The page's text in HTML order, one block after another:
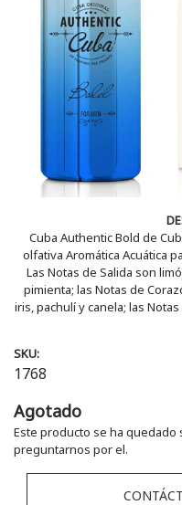
Cuba Authentic Bold de
olfativa Aromática Acuática
Las Notas de Salida son
pimienta; las Notas de
iris, pachulí y canela; las
SKU:
1768
Agotado
Este producto se ha quedado
preguntarnos por el.